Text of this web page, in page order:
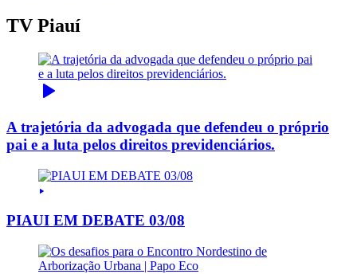
TV Piauí
A trajetória da advogada que defendeu o próprio
pai e a luta pelos direitos previdenciários.
PIAUI EM DEBATE 03/08